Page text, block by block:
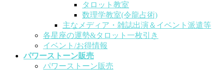
タロット教室
数理学教室(令龍占術)
主なメディア・雑誌出演＆イベント派遣等
各星座の運勢&タロット一枚引き
イベント/お得情報
パワーストーン販売
パワーストーン販売